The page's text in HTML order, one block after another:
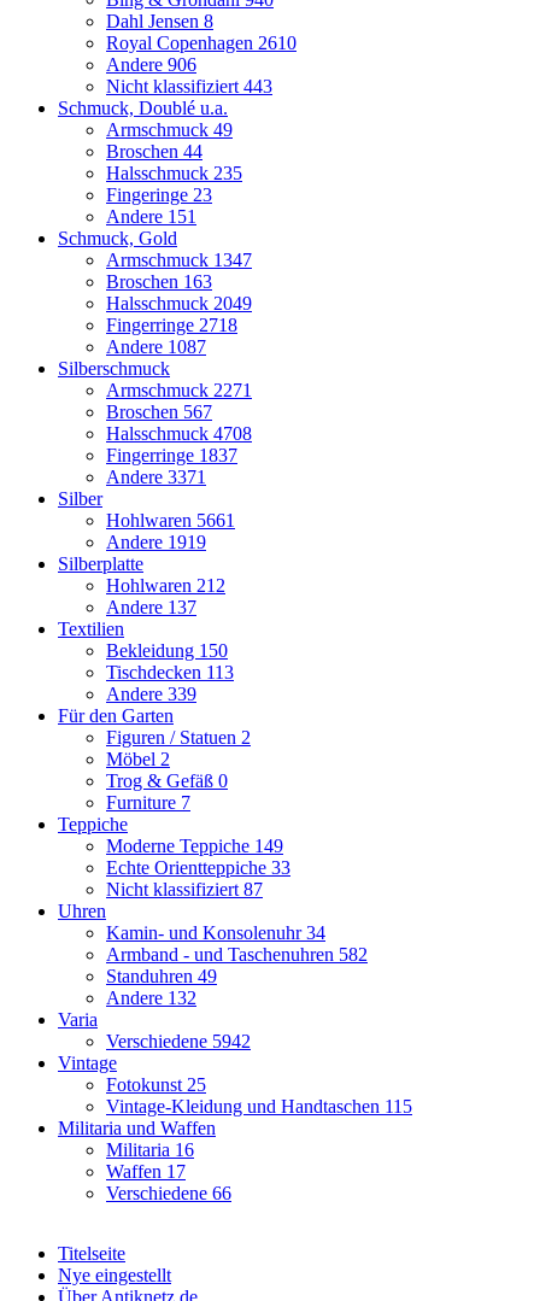
Dahl Jensen 8
Royal Copenhagen 2610
Andere 906
Nicht klassifiziert 443
Schmuck, Doublé u.a.
Armschmuck 49
Broschen 44
Halsschmuck 235
Fingeringe 23
Andere 151
Schmuck, Gold
Armschmuck 1347
Broschen 163
Halsschmuck 2049
Fingerringe 2718
Andere 1087
Silberschmuck
Armschmuck 2271
Broschen 567
Halsschmuck 4708
Fingerringe 1837
Andere 3371
Silber
Hohlwaren 5661
Andere 1919
Silberplatte
Hohlwaren 212
Andere 137
Textilien
Bekleidung 150
Tischdecken 113
Andere 339
Für den Garten
Figuren / Statuen 2
Möbel 2
Trog & Gefäß 0
Furniture 7
Teppiche
Moderne Teppiche 149
Echte Orientteppiche 33
Nicht klassifiziert 87
Uhren
Kamin- und Konsolenuhr34
Armband - und Taschenuhren 582
Standuhren 49
Andere 132
Varia
Verschiedene 5942
Vintage
Fotokunst 25
Vintage-Kleidung und Handtaschen 115
Militaria und Waffen
Militaria 16
Waffen 17
Verschiedene 66
Titelseite
Nye eingestellt
Über Antiknetz.de